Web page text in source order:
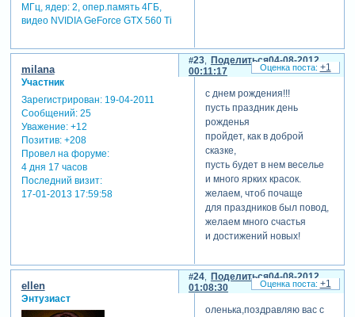
МГц, ядер: 2, опер.память 4ГБ,
видео NVIDIA GeForce GTX 560 Ti
Поделиться
23
04-08-2012
00:11:17
milana
Участник
Зарегистрирован: 19-04-2011
Сообщений:25
Уважение: +12
Позитив: +208
Провел на форуме:
4 дня 17 часов
Последний визит:
17-01-2013 17:59:58
с днем рождения!!!
пусть праздник день
рожденья
пройдет, как в доброй
сказке,
пусть будет в нем веселье
и много ярких красок.
желаем, чтоб почаще
для праздников был повод,
желаем много счастья
и достижений новых!
+1
Поделиться
24
04-08-2012
01:08:30
ellen
Энтузиаст
оленька,поздравляю вас с
+1